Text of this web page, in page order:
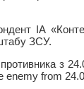
ІА
ЗСУ.
противника з
enemy from